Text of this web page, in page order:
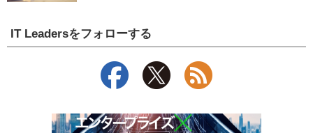
IT Leadersをフォローする